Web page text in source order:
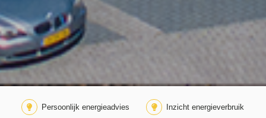
Persoonlijk energieadvies Inzicht energieverbruik